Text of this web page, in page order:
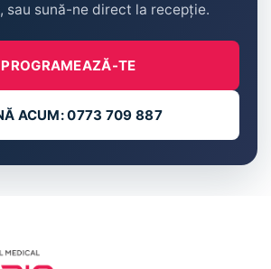
sau sună-ne direct la recepție.
PROGRAMEAZĂ-TE
ACUM: 0773 709 887